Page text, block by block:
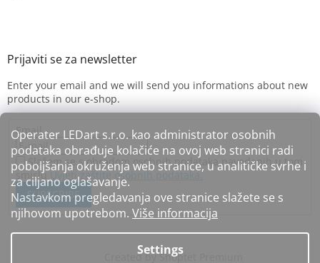
Operater LEDart s.r.o. kao administrator osobnih
podataka obrađuje kolačiće na ovoj web stranici radi
poboljšanja okruženja web stranice, u analitičke svrhe i
za ciljano oglašavanje.
Nastavkom pregledavanja ove stranice slažete se s
njihovom upotrebom. Više informacija
Settings
Enter your email and we will send you informations about new
products in our e-shop.
Email
Slažem se s obradom osobnih podataka navedenih u tom
smisluUvjeti zaštite osobnih podataka.
SUBSCRIBE
Created by Shoptet Premium